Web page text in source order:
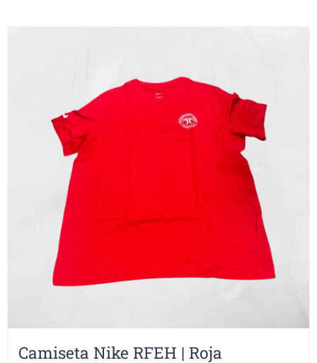
Camiseta Nike RFEH | Roja